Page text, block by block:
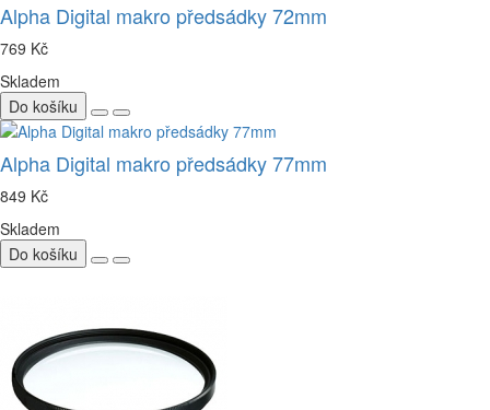
Alpha Digital makro předsádky 72mm
769 Kč
Skladem
Do košíku
Alpha Digital makro předsádky 77mm
849 Kč
Skladem
Do košíku